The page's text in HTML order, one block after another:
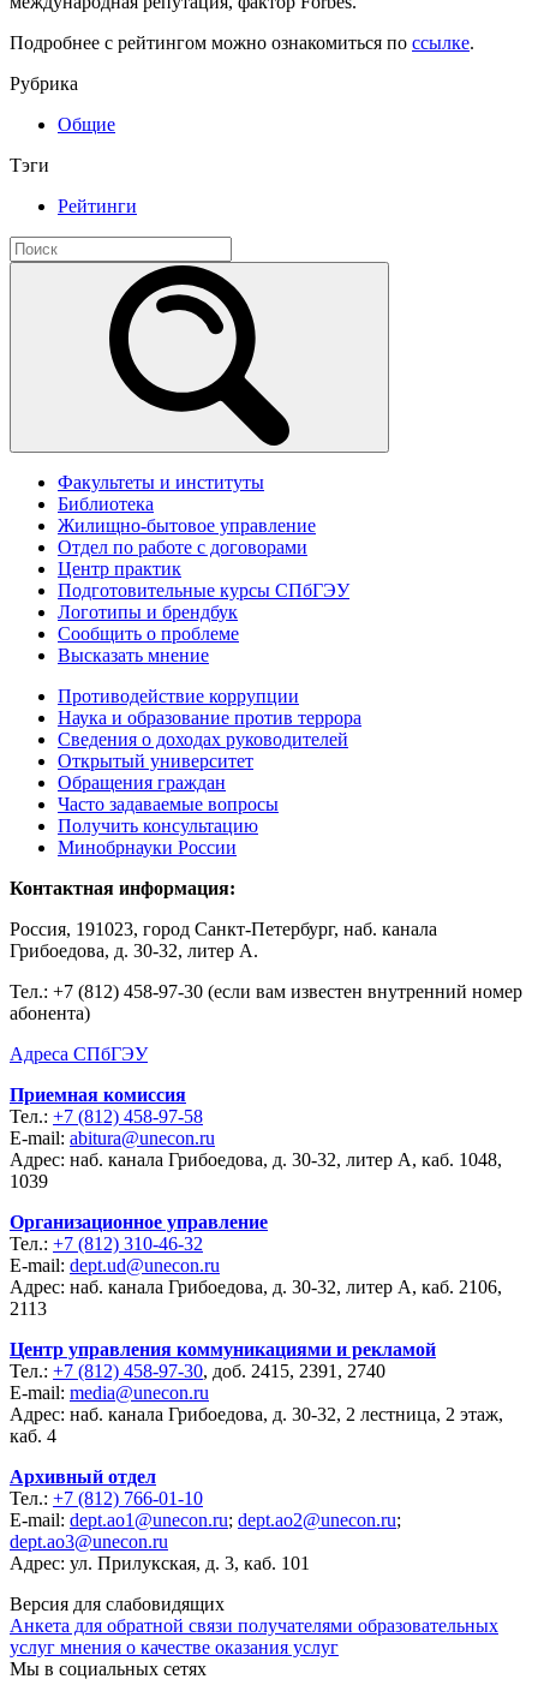
Подробнее с рейтингом можно ознакомиться по ссылке.
Рубрика
Общие
Тэги
Рейтинги
Факультеты и институты
Библиотека
Жилищно-бытовое управление
Отдел по работе с договорами
Центр практик
Подготовительные курсы СПбГЭУ
Логотипы и брендбук
Сообщить о проблеме
Высказать мнение
Противодействие коррупции
Наука и образование против террора
Сведения о доходах руководителей
Открытый университет
Обращения граждан
Часто задаваемые вопросы
Получить консультацию
Минобрнауки России
Контактная информация:
Россия, 191023, город Санкт-Петербург, наб. канала
Грибоедова, д. 30-32, литер А.
Тел.: +7 (812) 458-97-30 (если вам известен внутренний номер
абонента)
Адреса СПбГЭУ
Приемная комиссия
Тел.: +7 (812) 458-97-58
E-mail: abitura@unecon.ru
Адрес: наб. канала Грибоедова, д. 30-32, литер А, каб. 1048,
1039
Организационное управление
Тел.: +7 (812) 310-46-32
E-mail: dept.ud@unecon.ru
Адрес: наб. канала Грибоедова, д. 30-32, литер А, каб. 2106,
2113
Центр управления коммуникациями и рекламой
Тел.: +7 (812) 458-97-30, доб. 2415, 2391, 2740
E-mail: media@unecon.ru
Адрес: наб. канала Грибоедова, д. 30-32, 2 лестница, 2 этаж,
каб. 4
Архивный отдел
Тел.: +7 (812) 766-01-10
E-mail: dept.ao1@unecon.ru; dept.ao2@unecon.ru;
dept.ao3@unecon.ru
Адрес: ул. Прилукская, д. 3, каб. 101
Версия для слабовидящих
Анкета для обратной связи получателями образовательных
услуг мнения о качестве оказания услуг
Мы в социальных сетях